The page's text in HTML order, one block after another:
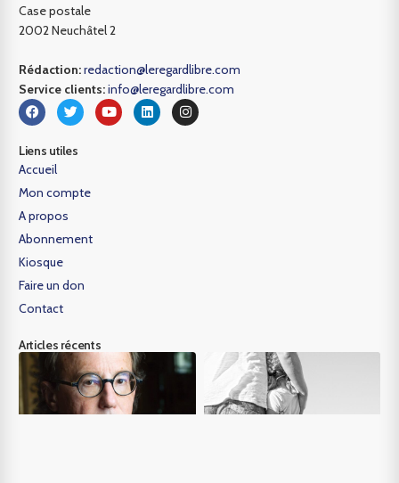
Case postale
2002 Neuchâtel 2
Rédaction:redaction@leregardlibre.com
Service clients:info@leregardlibre.com
Liens utiles
Accueil
Mon compte
A propos
Abonnement
Kiosque
Faire un don
Contact
Articles récents